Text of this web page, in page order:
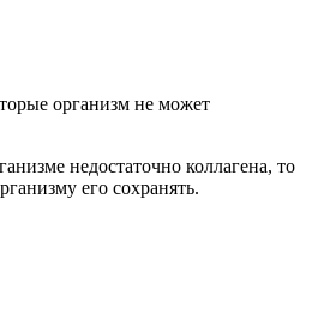
организм не может
недостаточно коллагена, то
его сохранять.